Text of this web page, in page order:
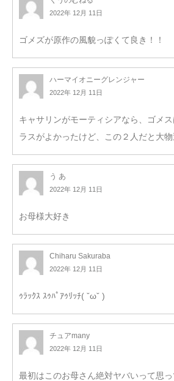
2022年 12月 11日
ゴメズが原作の風貌っぽくて良き！！
ハーマイオニーグレンジャー
2022年 12月 11日
キャサリンがモーティシアなら、ゴメ
ラスがよかったけど、この２人だと大
う あ
2022年 12月 11日
お母様大好き
Chiharu Sakuraba
2022年 12月 11日
ｩﾗｯｸｽ ｽｩﾊﾟｱｩﾘｯﾁ( ˇωˇ )
チュアmany
2022年 12月 11日
最初はこのお母さん絶対ヤバいって思